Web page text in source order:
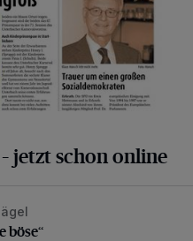
jetzt schon online
böse“